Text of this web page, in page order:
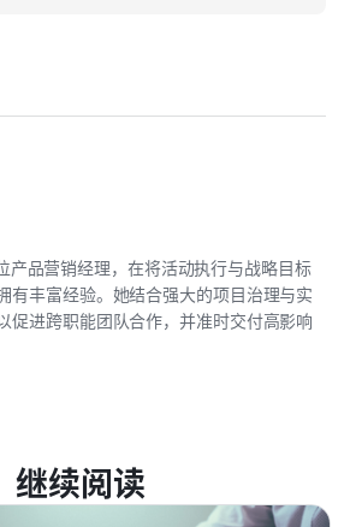
产品营销经理，在将活动执行与战略目标
有丰富经验。她结合强大的项目治理与实
促进跨职能团队合作，并准时交付高影响
继续阅读